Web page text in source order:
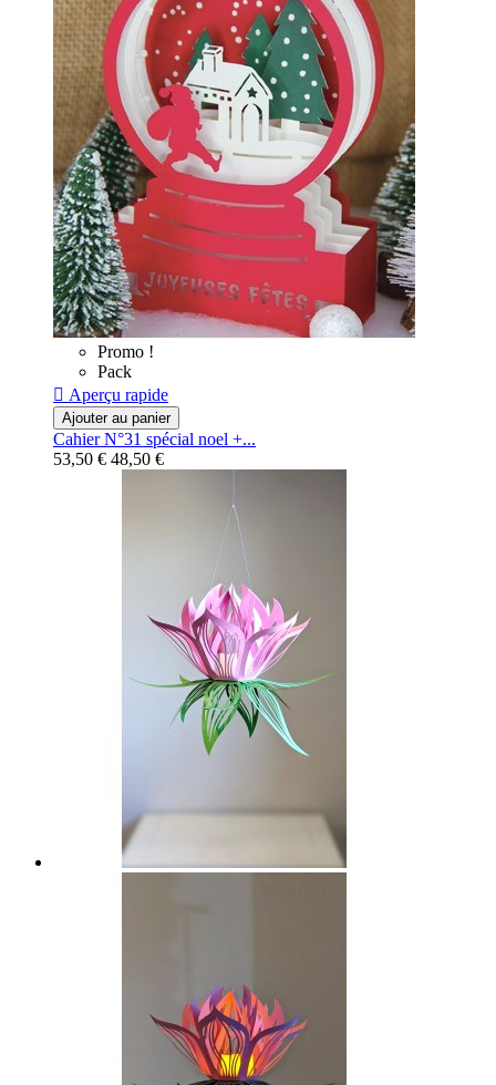
Promo !
Pack
 Aperçu rapide
Ajouter au panier
Cahier N°31 spécial noel +...
53,50 € 48,50 €